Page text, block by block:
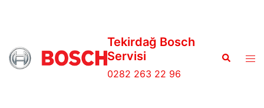
Tekirdağ Bosch
Servisi
0282 263 22 96
Search